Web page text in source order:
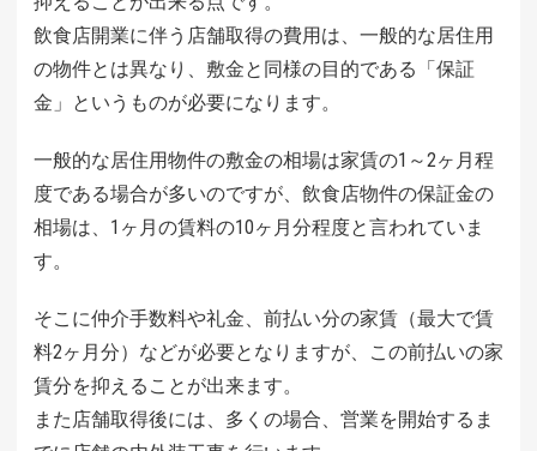
飲食店開業に伴う店舗取得の費用は、一般的な居住用
の物件とは異なり、敷金と同様の目的である「保証
金」というものが必要になります。
一般的な居住用物件の敷金の相場は家賃の1～2ヶ月程
度である場合が多いのですが、飲食店物件の保証金の
相場は、1ヶ月の賃料の10ヶ月分程度と言われていま
す。
そこに仲介手数料や礼金、前払い分の家賃（最大で賃
料2ヶ月分）などが必要となりますが、この前払いの家
賃分を抑えることが出来ます。
また店舗取得後には、多くの場合、営業を開始するま